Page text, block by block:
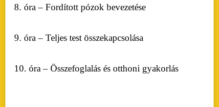
8. óra – Fordított pózok bevezetése
9. óra – Teljes test összekapcsolása
10. óra – Összefoglalás és otthoni gyakorlás